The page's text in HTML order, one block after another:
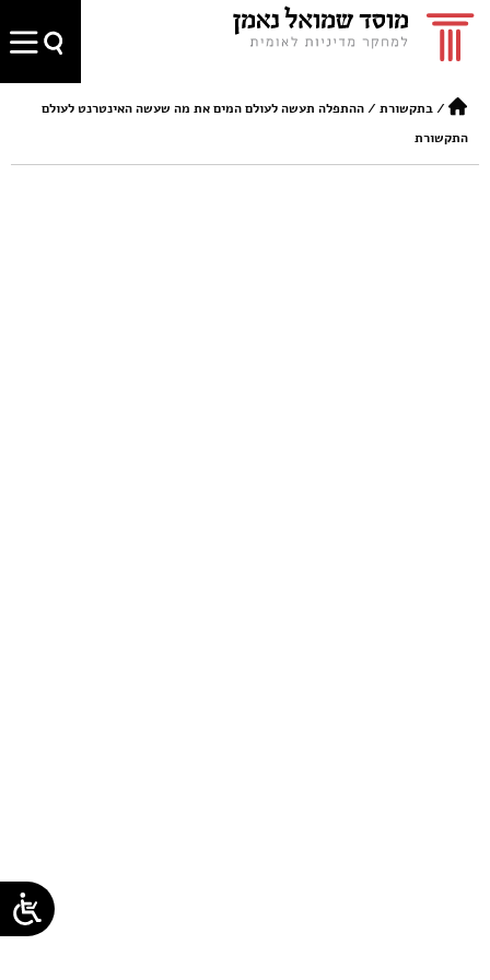
/בתקשורת /ההתפלה תעשה לעולם המים את מה שעשה האינטרנט לעולם
התקשורת